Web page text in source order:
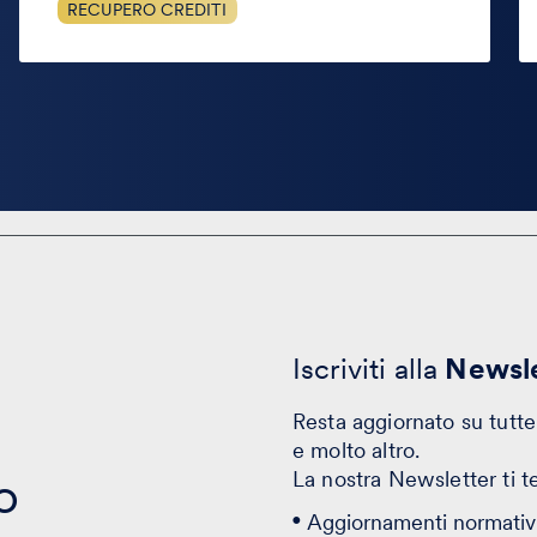
RECUPERO CREDITI
Iscriviti alla
Resta aggiornato su
e molto altro.
La nostra Newsletter ti
Aggiornamenti